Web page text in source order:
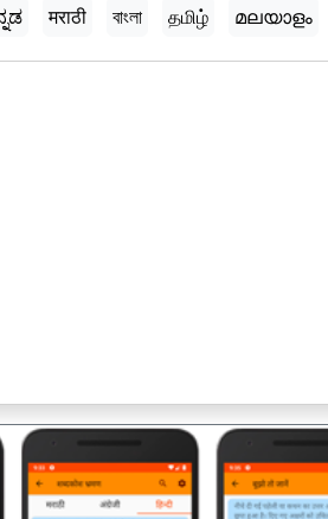
मराठी বাংলা தமிழ் മലയാളം